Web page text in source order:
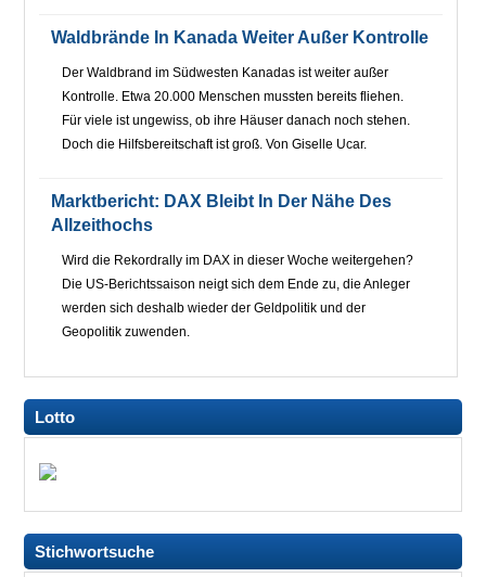
Waldbrände In Kanada Weiter Außer Kontrolle
Der Waldbrand im Südwesten Kanadas ist weiter außer
Kontrolle. Etwa 20.000 Menschen mussten bereits fliehen.
Für viele ist ungewiss, ob ihre Häuser danach noch stehen.
Doch die Hilfsbereitschaft ist groß. Von Giselle Ucar.
Marktbericht: DAX Bleibt In Der Nähe Des
Allzeithochs
Wird die Rekordrally im DAX in dieser Woche weitergehen?
Die US-Berichtssaison neigt sich dem Ende zu, die Anleger
werden sich deshalb wieder der Geldpolitik und der
Geopolitik zuwenden.
Lotto
Stichwortsuche